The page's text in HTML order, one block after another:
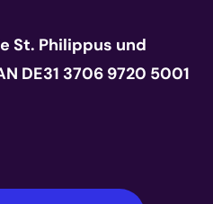
St. Philippus und
DE31 3706 9720 5001